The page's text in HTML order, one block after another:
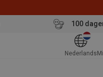
100
Nederlands